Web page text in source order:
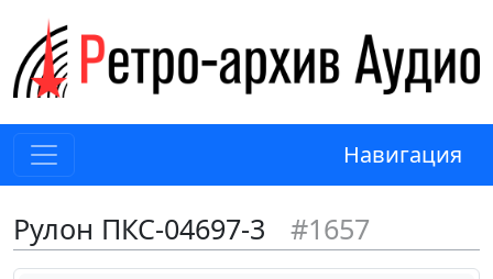
Навигация
Рулон ПКС-04697-3 #1657